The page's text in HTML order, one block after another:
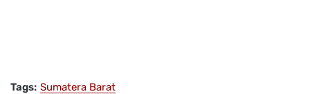
Tags: Sumatera Barat